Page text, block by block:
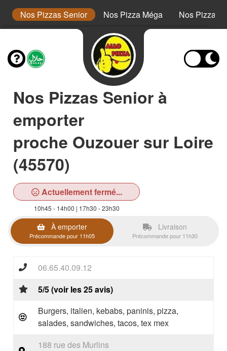
Nos Pizzas Senior Nos Pizza Méga Nos Pizzas
Nos Pizzas Senior à
emporter
proche Ouzouer sur Loire
(45570)
Actuellement fermé...
10h45 - 14h00 | 17h30 - 23h30
À emporter
Précommande pour 11h05
Livraison
Précommande pour 11h30
06.65.40.09.12
5/5 (voir les 25 avis)
Burgers, italien, kebabs, paninis, pizza,
salades, sandwiches, tacos, tex mex
188 rue des Murlins